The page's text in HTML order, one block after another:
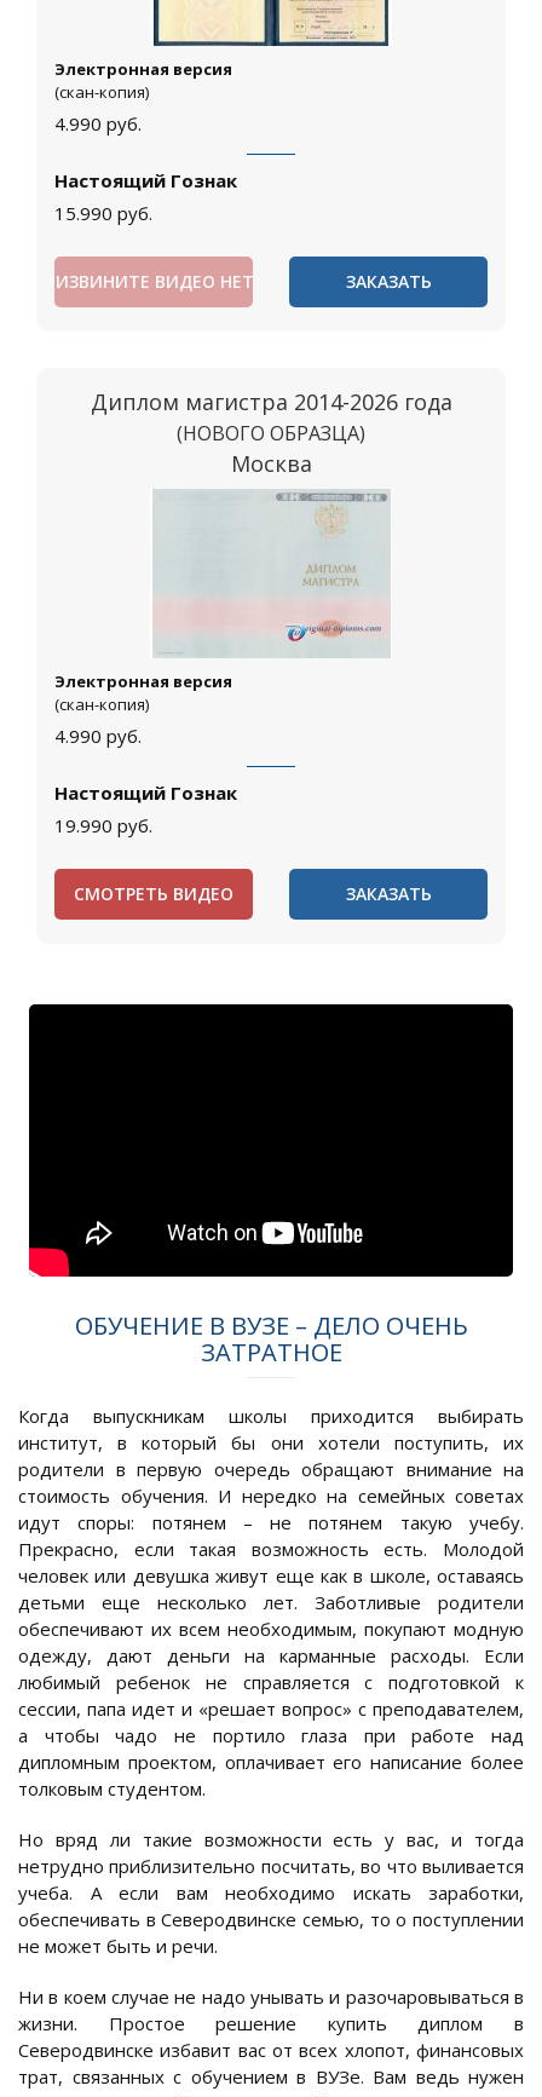
Электронная версия
(скан-копия)
4.990 руб.
Настоящий Гознак
15.990 руб.
ИЗВИНИТЕ ВИДЕО НЕТ ЗАКАЗАТЬ
Диплом магистра 2014-2026 года
(НОВОГО ОБРАЗЦА)
Москва
Электронная версия
(скан-копия)
4.990 руб.
Настоящий Гознак
19.990 руб.
СМОТРЕТЬ ВИДЕО ЗАКАЗАТЬ
ОБУЧЕНИЕ В ВУЗЕ – ДЕЛО ОЧЕНЬ
ЗАТРАТНОЕ
Когда выпускникам школы приходится выбирать
институт, в который бы они хотели поступить, их
родители в первую очередь обращают внимание на
стоимость обучения. И нередко на семейных советах
идут споры: потянем – не потянем такую учебу.
Прекрасно, если такая возможность есть. Молодой
человек или девушка живут еще как в школе, оставаясь
детьми еще несколько лет. Заботливые родители
обеспечивают их всем необходимым, покупают модную
одежду, дают деньги на карманные расходы. Если
любимый ребенок не справляется с подготовкой к
сессии, папа идет и «решает вопрос» с преподавателем,
а чтобы чадо не портило глаза при работе над
дипломным проектом, оплачивает его написание более
толковым студентом.
Но вряд ли такие возможности есть у вас, и тогда
нетрудно приблизительно посчитать, во что выливается
учеба. А если вам необходимо искать заработки,
обеспечивать в Северодвинске семью, то о поступлении
не может быть и речи.
Ни в коем случае не надо унывать и разочаровываться в
жизни. Простое решение купить диплом в
Северодвинске избавит вас от всех хлопот, финансовых
трат, связанных с обучением в ВУЗе. Вам ведь нужен